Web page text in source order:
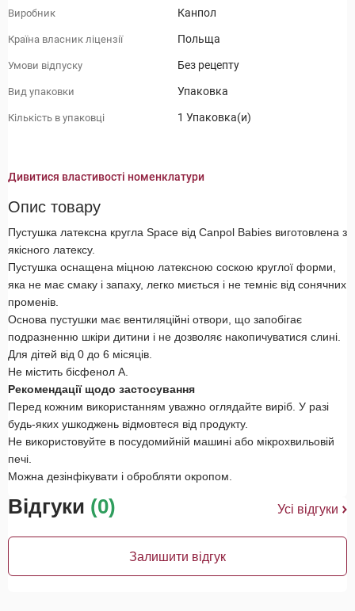
Виробник Канпол
Країна власник ліцензії Польща
Умови відпуску Без рецепту
Вид упаковки Упаковка
Кількість в упаковці 1 Упаковка(и)
Дивитися властивості номенклатури
Опис товару
Пустушка латексна кругла Space від Canpol Babies виготовлена ​​з
якісного латексу.
Пустушка оснащена міцною латексною соскою круглої форми,
яка не має смаку і запаху, легко миється і не темніє від сонячних
променів.
Основа пустушки має вентиляційні отвори, що запобігає
подразненню шкіри дитини і не дозволяє накопичуватися слині.
Для дітей від 0 до 6 місяців.
Не містить бісфенол А.
Рекомендації щодо застосування
Перед кожним використанням уважно оглядайте виріб. У разі
будь-яких ушкоджень відмовтеся від продукту.
Не використовуйте в посудомийній машині або мікрохвильовій
печі.
Можна дезінфікувати і обробляти окропом.
Відгуки (0) Усі відгуки
Залишити відгук